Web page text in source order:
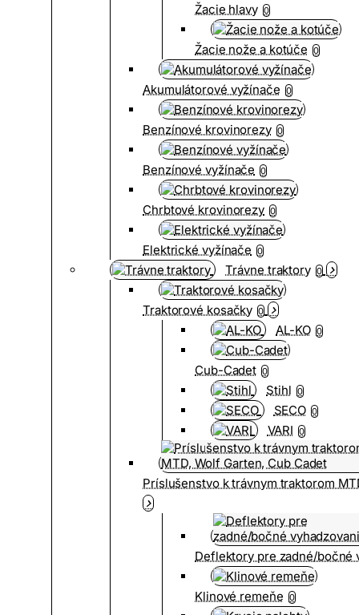
Žacie hlavy 0
Žacie nože a kotúče 0
Akumulátorové vyžínače 0
Benzínové krovinorezy 0
Benzínové vyžínače 0
Chrbtové krovinorezy 0
Elektrické vyžínače 0
Trávne traktory 0
Traktorové kosačky 0
AL-KO 0
Cub-Cadet 0
Stihl 0
SECO 0
VARI 0
Príslušenstvo k trávnym traktorom
Deflektory pre zadné/bočné
Klinové remeňe 0